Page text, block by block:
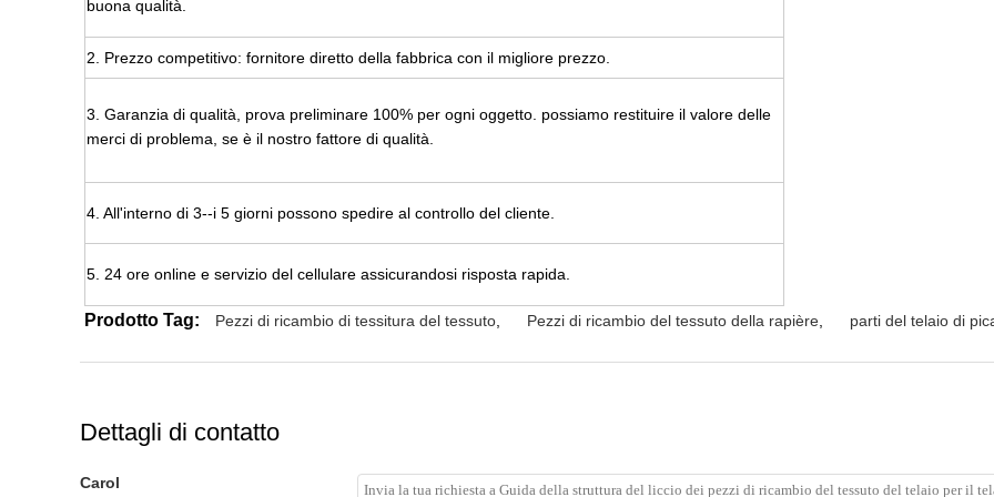
buona qualità.
2. Prezzo competitivo: fornitore diretto della fabbrica con il migliore prezzo.
3. Garanzia di qualità, prova preliminare 100% per ogni oggetto. possiamo restituire il valore delle
merci di problema, se è il nostro fattore di qualità.
4. All'interno di 3--i 5 giorni possono spedire al controllo del cliente.
5. 24 ore online e servizio del cellulare assicurandosi risposta rapida.
Prodotto Tag: Pezzi di ricambio di tessitura del tessuto Pezzi di ricambio del tessuto della rapière parti del telaio di
Dettagli di contatto
Carol